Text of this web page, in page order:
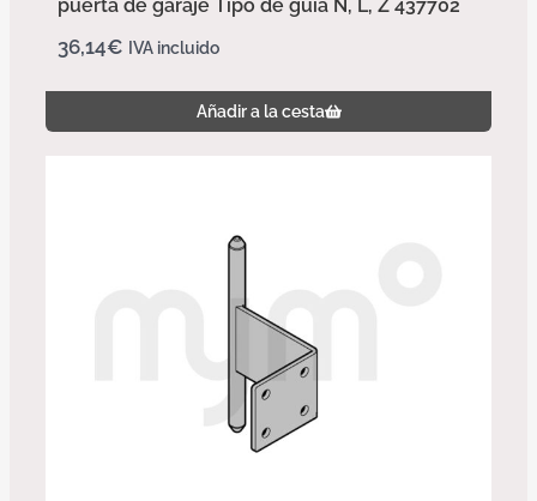
puerta de garaje Tipo de guía N, L, Z 437702
36,14€ IVA incluido
Añadir a la cesta